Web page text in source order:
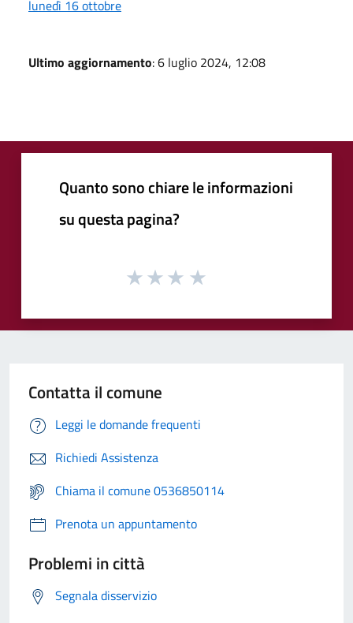
lunedì 16 ottobre
Ultimo aggiornamento: 6 luglio 2024, 12:08
Quanto sono chiare le informazioni
su questa pagina?
Contatta il comune
Leggi le domande frequenti
Richiedi Assistenza
Chiama il comune 0536850114
Prenota un appuntamento
Problemi in città
Segnala disservizio